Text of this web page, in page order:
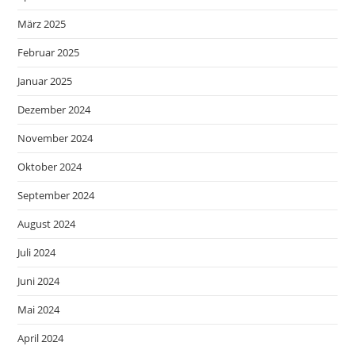
März 2025
Februar 2025
Januar 2025
Dezember 2024
November 2024
Oktober 2024
September 2024
August 2024
Juli 2024
Juni 2024
Mai 2024
April 2024